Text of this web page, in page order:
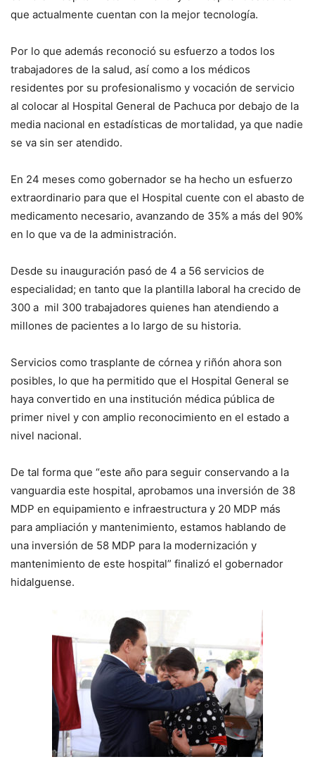
que actualmente cuentan con la mejor tecnología.
Por lo que además reconoció su esfuerzo a todos los
trabajadores de la salud, así como a los médicos
residentes por su profesionalismo y vocación de servicio
al colocar al Hospital General de Pachuca por debajo de la
media nacional en estadísticas de mortalidad, ya que nadie
se va sin ser atendido.
En 24 meses como gobernador se ha hecho un esfuerzo
extraordinario para que el Hospital cuente con el abasto de
medicamento necesario, avanzando de 35% a más del 90%
en lo que va de la administración.
Desde su inauguración pasó de 4 a 56 servicios de
especialidad; en tanto que la plantilla laboral ha crecido de
300 a mil 300 trabajadores quienes han atendiendo a
millones de pacientes a lo largo de su historia.
Servicios como trasplante de córnea y riñón ahora son
posibles, lo que ha permitido que el Hospital General se
haya convertido en una institución médica pública de
primer nivel y con amplio reconocimiento en el estado a
nivel nacional.
De tal forma que “este año para seguir conservando a la
vanguardia este hospital, aprobamos una inversión de 38
MDP en equipamiento e infraestructura y 20 MDP más
para ampliación y mantenimiento, estamos hablando de
una inversión de 58 MDP para la modernización y
mantenimiento de este hospital” finalizó el gobernador
hidalguense.